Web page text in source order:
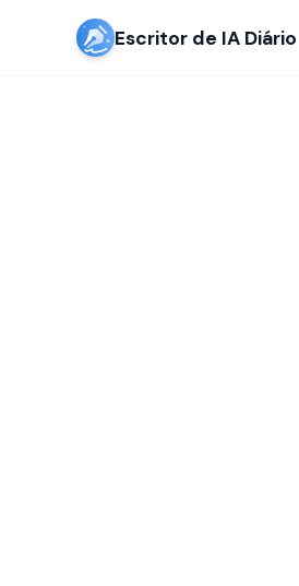
Escritor de IA Diário